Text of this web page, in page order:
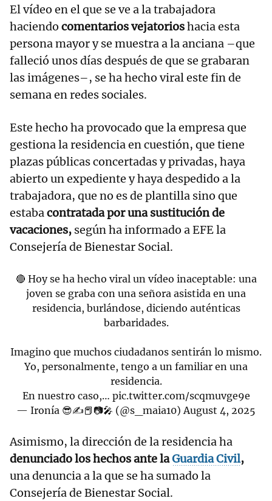
El vídeo en el que se ve a la trabajadora
haciendo comentarios vejatorioshacia esta
persona mayor y se muestra a la anciana –que
falleció unos días después de que se grabaran
las imágenes–, se ha hecho viral este fin de
semana en redes sociales.
Este hecho ha provocado que la empresa que
gestiona la residencia en cuestión, que tiene
plazas públicas concertadas y privadas, haya
abierto un expediente y haya despedido a la
trabajadora, que no es de plantilla sino que
estabacontratada por una sustitución de
vacaciones, según ha informado a EFE la
Consejería de Bienestar Social.
🔴 Hoy se ha hecho viral un vídeo inaceptable: una
joven se graba con una señora asistida en una
residencia, burlándose, diciendo auténticas
barbaridades.
Imagino que muchos ciudadanos sentirán lo mismo.
Yo, personalmente, tengo a un familiar en una
residencia.
En nuestro caso,… pic.twitter.com/scqmuvge9e
— Ironía 😎✍️📕📷🎤 (@s_maia10)August 4, 2025
Asimismo, la dirección de la residencia ha
denunciado los hechos ante laGuardia Civil,
una denuncia a la que se ha sumado la
Consejería de Bienestar Social.